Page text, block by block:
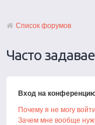
Список форумов
Часто
Вход на
Почему я не могу
Зачем мне вообще